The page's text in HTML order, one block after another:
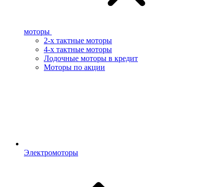
моторы
2-х тактные моторы
4-х тактные моторы
Лодочные моторы в кредит
Моторы по акции
Электромоторы